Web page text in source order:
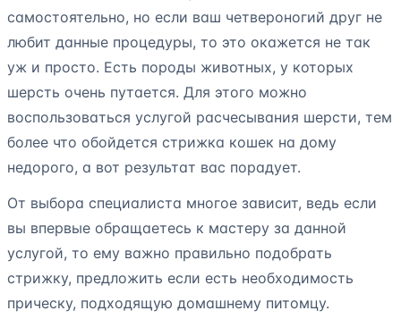
самостоятельно, но если ваш четвероногий друг не
любит данные процедуры, то это окажется не так
уж и просто. Есть породы животных, у которых
шерсть очень путается. Для этого можно
воспользоваться услугой расчесывания шерсти, тем
более что обойдется стрижка кошек на дому
недорого, а вот результат вас порадует.
От выбора специалиста многое зависит, ведь если
вы впервые обращаетесь к мастеру за данной
услугой, то ему важно правильно подобрать
стрижку, предложить если есть необходимость
прическу, подходящую домашнему питомцу.